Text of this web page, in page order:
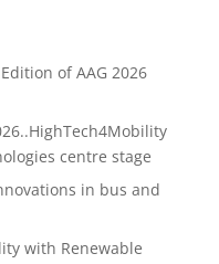
of AAG 2026
centre stage
in bus and
with Renewable